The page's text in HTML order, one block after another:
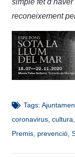
simple fet
reconeixement
Tags:
coronavirus cultura
Premis prevenció